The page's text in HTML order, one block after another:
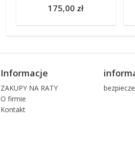
175,00 zł
Informacje
ZAKUPY NA RATY
O firmie
Kontakt